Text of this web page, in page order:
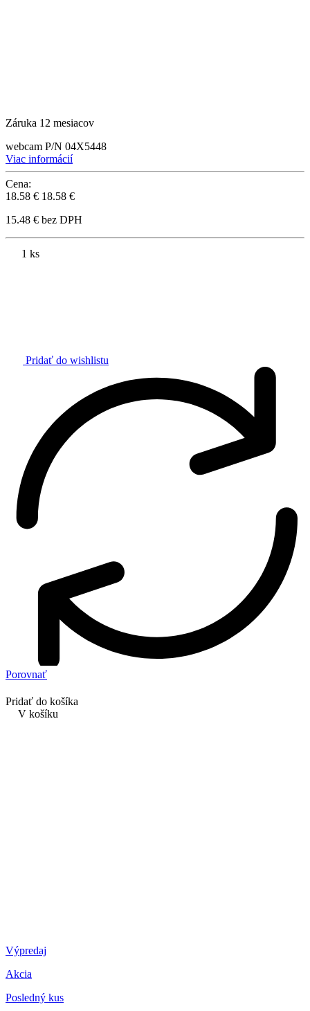
Záruka 12 mesiacov
webcam P/N 04X5448
Viac informácií
Cena:
18.58 € 18.58 €
15.48 € bez DPH
1 ks
Pridať do wishlistu
Porovnať
Pridať do košíka
V košíku
Výpredaj
Akcia
Posledný kus